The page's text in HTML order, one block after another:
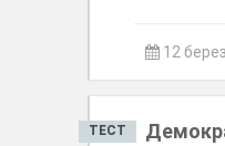
12
ТЕСТ